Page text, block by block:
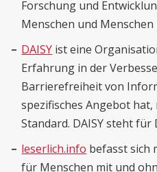
Forschung und
Menschen und
DAISY ist eine
Erfahrung in der
Barrierefreiheit von
spezifisches Angebot hat,
Standard. DAISY steht für
leserlich.info befasst sich
für Menschen mit und